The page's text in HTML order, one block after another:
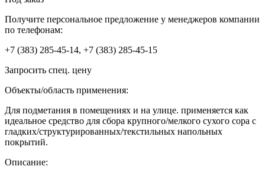
Получите персональное предложение у менеджеров компании
по телефонам:
+7 (383) 285-45-14, +7 (383) 285-45-15
Запросить спец. цену
Объекты/область применения:
Для подметания в помещениях и на улице. применяется как
идеальное средство для сбора крупного/мелкого сухого сора с
гладких/структурированных/текстильных напольных
покрытий.
Описание: